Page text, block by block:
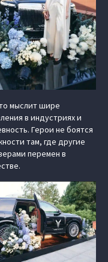
мыслит шире
в индустриях и
Герои не боятся
там, где другие
перемен в